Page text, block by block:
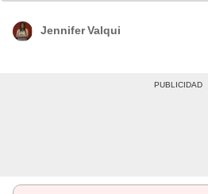
tiene libre visado o créditos alternativos
Jennifer Valqui